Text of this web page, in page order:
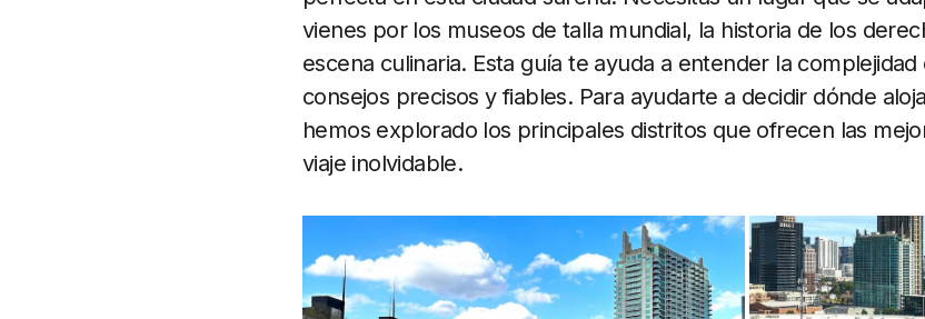
vienes por los museos de talla mundial, la historia de los
escena culinaria. Esta guía te ayuda a entender la
consejos precisos y fiables. Para ayudarte a decidir dónde
hemos explorado los principales distritos que ofrecen las
viaje inolvidable.